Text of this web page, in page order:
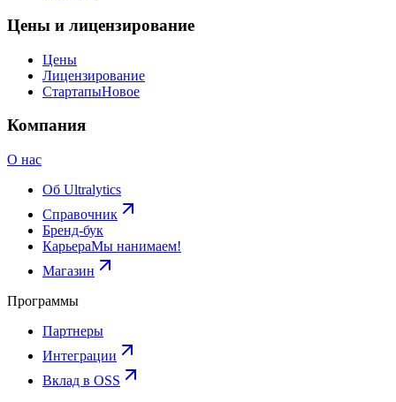
Цены и лицензирование
Цены
Лицензирование
СтартапыНовое
Компания
О нас
Об Ultralytics
Справочник
Бренд-бук
КарьераМы нанимаем!
Магазин
Программы
Партнеры
Интеграции
Вклад в OSS